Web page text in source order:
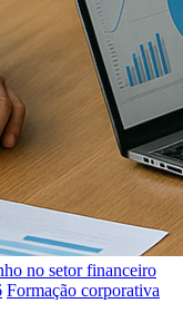
no setor financeiro
Formação corporativa